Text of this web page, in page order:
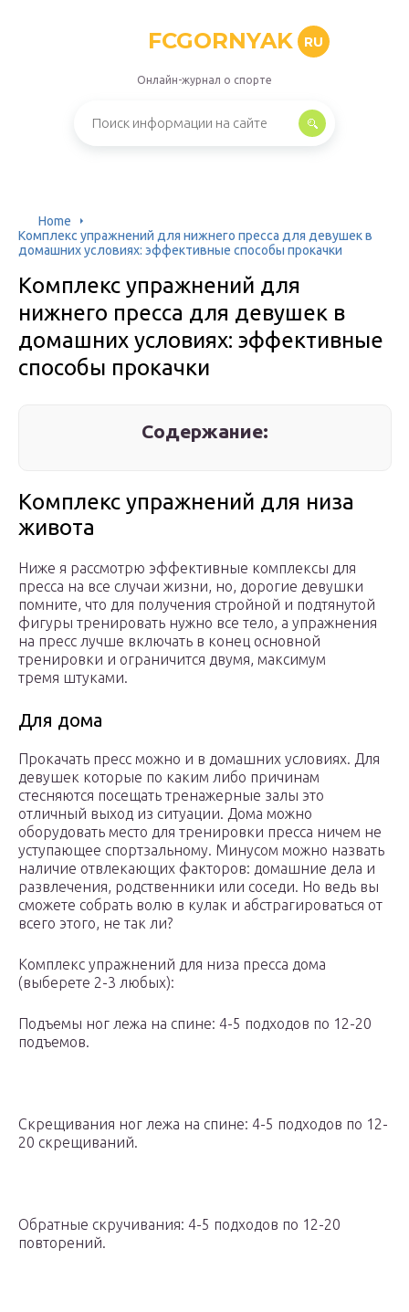
FCGORNYAK RU
Онлайн-журнал о спорте
Home
Комплекс упражнений для нижнего пресса для девушек в
домашних условиях: эффективные способы прокачки
Комплекс упражнений для
нижнего пресса для девушек в
домашних условиях: эффективные
способы прокачки
Содержание:
Комплекс упражнений для низа
живота
Ниже я рассмотрю эффективные комплексы для
пресса на все случаи жизни, но, дорогие девушки
помните, что для получения стройной и подтянутой
фигуры тренировать нужно все тело, а упражнения
на пресс лучше включать в конец основной
тренировки и ограничится двумя, максимум
тремя штуками.
Для дома
Прокачать пресс можно и в домашних условиях. Для
девушек которые по каким либо причинам
стесняются посещать тренажерные залы это
отличный выход из ситуации. Дома можно
оборудовать место для тренировки пресса ничем не
уступающее спортзальному. Минусом можно назвать
наличие отвлекающих факторов: домашние дела и
развлечения, родственники или соседи. Но ведь вы
сможете собрать волю в кулак и абстрагироваться от
всего этого, не так ли?
Комплекс упражнений для низа пресса дома
(выберете 2-3 любых):
Подъемы ног лежа на спине: 4-5 подходов по 12-20
подъемов.
Скрещивания ног лежа на спине: 4-5 подходов по 12-
20 скрещиваний.
Обратные скручивания: 4-5 подходов по 12-20
повторений.